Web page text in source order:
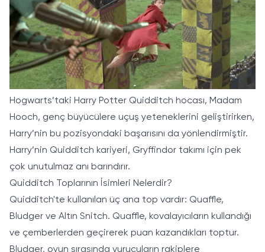
Hogwarts’taki Harry Potter Quidditch hocası, Madam
Hooch, genç büyücülere uçuş yeteneklerini geliştirirken,
Harry’nin bu pozisyondaki başarısını da yönlendirmiştir.
Harry’nin Quidditch kariyeri, Gryffindor takımı için pek
çok unutulmaz anı barındırır.
Quidditch Toplarının İsimleri Nelerdir?
Quidditch'te kullanılan üç ana top vardır: Quaffle,
Bludger ve Altın Snitch. Quaffle, kovalayıcıların kullandığı
ve çemberlerden geçirerek puan kazandıkları toptur.
Bludger, oyun sırasında vurucuların rakiplere